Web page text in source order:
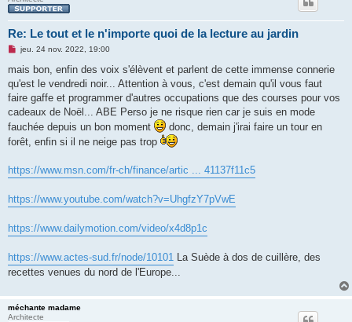
Re: Le tout et le n'importe quoi de la lecture au jardin
M
s
a
g
n
o
n
l
jeu. 24 nov. 2022, 19:00
mais bon, enfin des voix s'élèvent et parlent de cette immense connerie
qu'est le vendredi noir... Attention à vous, c'est demain qu'il vous faut
faire gaffe et programmer d'autres occupations que des courses pour vos
cadeaux de Noël... ABE Perso je ne risque rien car je suis en mode
fauchée depuis un bon moment
donc, demain j'irai faire un tour en
forêt, enfin si il ne neige pas trop
https://www.msn.com/fr-ch/finance/artic ... 41137f11c5
https://www.youtube.com/watch?v=UhgfzY7pVwE
https://www.dailymotion.com/video/x4d8p1c
https://www.actes-sud.fr/node/10101 La Suède à dos de cuillère, des
recettes venues du nord de l'Europe...
méchante madame
Architecte